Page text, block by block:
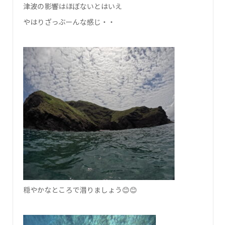
津波の影響はほぼないとはいえ
やはりざっぶーんな感じ・・
穏やかなところで潜りましょう😊😊